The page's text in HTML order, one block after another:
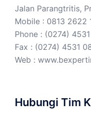
Jalan Parangtritis,
Mobile : 0813 2622
Phone : (0274)
Fax : (0274) 4531
Web :
Hubungi Tim